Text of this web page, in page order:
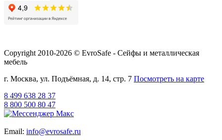
Copyright 2010-2026 © EvroSafe - Сейфы и металлическая
мебель
г. Москва, ул. Подъёмная, д. 14, стр. 7 Посмотреть на карте
8 499 638 28 37
8 800 500 80 47
Email: info@evrosafe.ru